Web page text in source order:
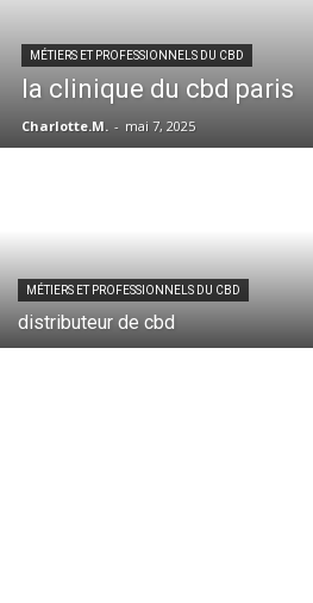
MÉTIERS ET PROFESSIONNELS DU CBD
la clinique du cbd paris
Charlotte.M. - mai 7, 2025
MÉTIERS ET PROFESSIONNELS DU CBD
distributeur de cbd